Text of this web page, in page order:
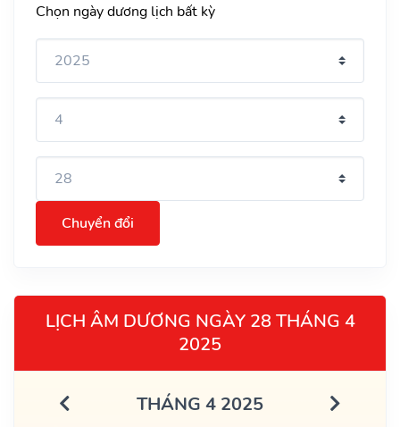
Chọn ngày dương lịch bất kỳ
Chuyển đổi
LỊCH ÂM DƯƠNG NGÀY 28 THÁNG 4
2025
THÁNG 4 2025